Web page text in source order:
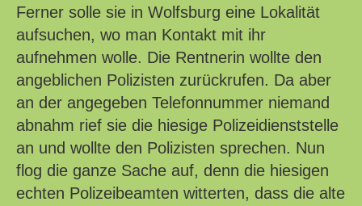
Ferner solle sie in Wolfsburg eine Lokalität
aufsuchen, wo man Kontakt mit ihr
aufnehmen wolle. Die Rentnerin wollte den
angeblichen Polizisten zurückrufen. Da aber
an der angegeben Telefonnummer niemand
abnahm rief sie die hiesige Polizeidienststelle
an und wollte den Polizisten sprechen. Nun
flog die ganze Sache auf, denn die hiesigen
echten Polizeibeamten witterten, dass die alte